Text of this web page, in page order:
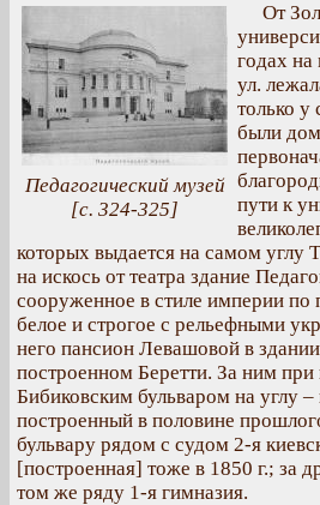
Педагогический музей
[с. 324-325]
От
годах
ул.
только у
были
пути к
которых выдается на самом углу
на искось от театра здание
сооруженное в стиле империи
белое и строгое с рельефными
него пансион Левашовой в
построенном Беретти. За ним при
Бибиковским бульваром на углу
построенный в половине
бульвару рядом с судом 2-я
[построенная] тоже в 1850 г.; за
том же ряду 1-я гимназия.